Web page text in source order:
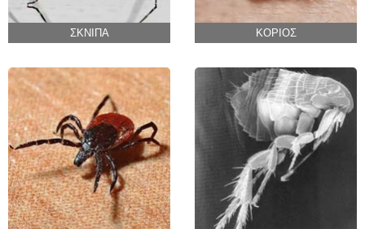
ΣΚΝΙΠΑ ΚΟΡΙΟΣ